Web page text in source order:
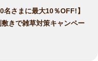
さまに最大10％OFF!】
きで雑草対策キャンペー